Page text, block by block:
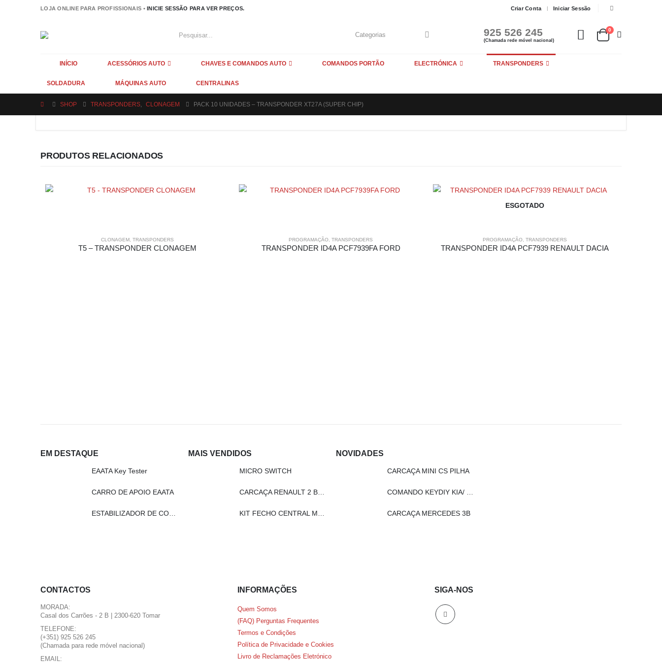
LOJA ONLINE PARA PROFISSIONAIS •INICIE SESSÃO PARA VER PREÇOS. Criar Conta Iniciar Sessão
925 526 245
(Chamada rede móvel nacional)
0
INÍCIO ACESSÓRIOS AUTO CHAVES E COMANDOS AUTO COMANDOS PORTÃO ELECTRÓNICA TRANSPONDERS
SOLDADURA MÁQUINAS AUTO CENTRALINAS
SHOP TRANSPONDERS, CLONAGEM PACK 10 UNIDADES – TRANSPONDER XT27A (SUPER CHIP)
PRODUTOS RELACIONADOS
CLONAGEM, TRANSPONDERS
T5 – TRANSPONDER CLONAGEM
PROGRAMAÇÃO,TRANSPONDERS
TRANSPONDER ID4A PCF7939FA FORD
ESGOTADO
PROGRAMAÇÃO, TRANSPONDERS
TRANSPONDER ID4A PCF7939 RENAULT DACIA
EM DESTAQUE
EAATA Key Tester
CARRO DE APOIO EAATA
MAIS VENDIDOS
MICRO SWITCH
NOVIDADES
CARCAÇA MINI CS PILHA
CARCAÇA MERCEDES 3B
CONTACTOS
MORADA:
Casal dos Carrões - 2 B | 2300-620 Tomar
TELEFONE:
(+351) 925 526 245
(Chamada para rede móvel nacional)
EMAIL:
INFORMAÇÕES
Quem Somos
(FAQ) Perguntas Frequentes
Termos e Condições
Política de Privacidade e Cookies
Livro de Reclamações Eletrónico
SIGA-NOS